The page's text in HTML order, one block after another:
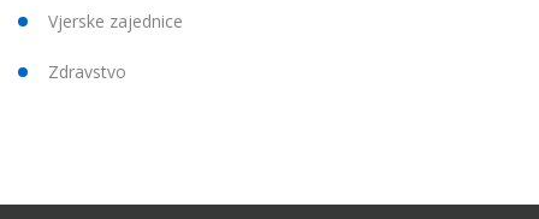
Vjerske zajednice
Zdravstvo